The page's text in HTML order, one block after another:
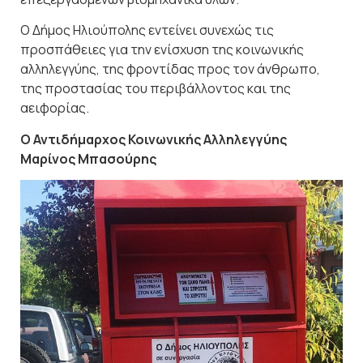
Ο Δήμος Ηλιούπολης εντείνει συνεχώς τις
προσπάθειες για την ενίσχυση της κοινωνικής
αλληλεγγύης, της φροντίδας προς τον άνθρωπο,
της προστασίας του περιβάλλοντος και της
αειφορίας.
Ο Αντιδήμαρχος Κοινωνικής Αλληλεγγύης
Μαρίνος Μπασούρης